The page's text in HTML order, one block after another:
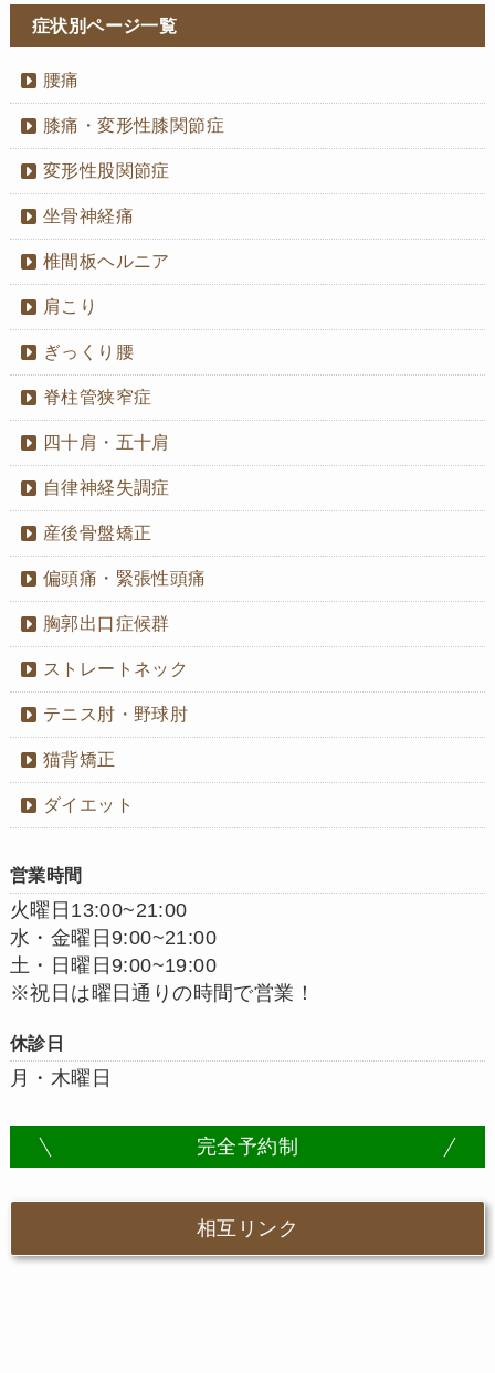
症状別ページ一覧
腰痛
膝痛・変形性膝関節症
変形性股関節症
坐骨神経痛
椎間板ヘルニア
肩こり
ぎっくり腰
脊柱管狭窄症
四十肩・五十肩
自律神経失調症
産後骨盤矯正
偏頭痛・緊張性頭痛
胸郭出口症候群
ストレートネック
テニス肘・野球肘
猫背矯正
ダイエット
営業時間
火曜日13:00~21:00
水・金曜日9:00~21:00
土・日曜日9:00~19:00
※祝日は曜日通りの時間で営業！
休診日
月・木曜日
完全予約制
相互リンク